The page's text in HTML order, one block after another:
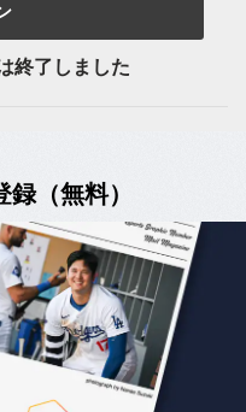
終了しました
（無料）